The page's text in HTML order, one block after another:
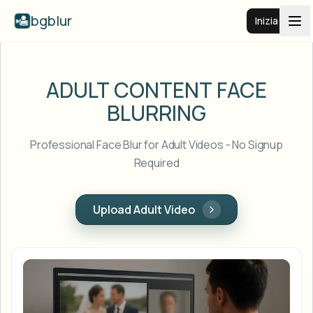
bgblur Inizia
Vedi tutti gli esempi
Sfoglia l'intera libreria di esempi
Sfoca il viso
Sfoca targa
Funzionalità
Browse every blur tool in one place
Scuole e istruzione
ADULT CONTENT FACE
BLURRING
Professional Face Blur for Adult Videos - No Signup
Required
Upload Adult Video